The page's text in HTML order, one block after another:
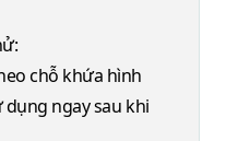
chỗ khứa hình
dụng ngay sau khi